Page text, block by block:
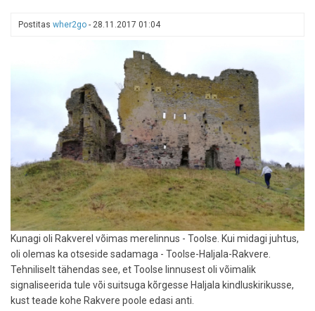
seiklus
Postitas wher2go - 28.11.2017 01:04
Kunagi oli Rakverel võimas merelinnus - Toolse. Kui midagi juhtus,
oli olemas ka otseside sadamaga - Toolse-Haljala-Rakvere.
Tehniliselt tähendas see, et Toolse linnusest oli võimalik
signaliseerida tule või suitsuga kõrgesse Haljala kindluskirikusse,
kust teade kohe Rakvere poole edasi anti.